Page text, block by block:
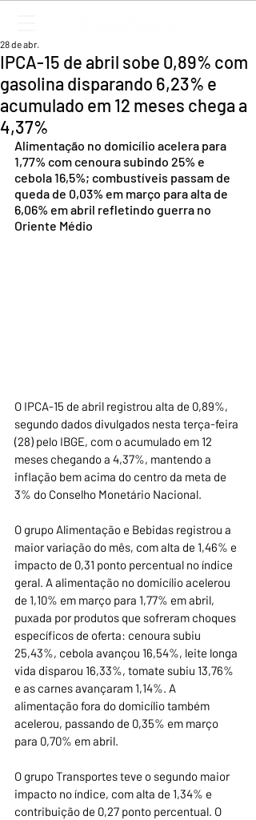
IPCA-15 de abril sobe 0,89% com
gasolina disparando 6,23% e
acumulado em 12 meses chega a
4,37%
28 de abr.
Alimentação no domicílio acelera para
1,77% com cenoura subindo 25% e
cebola 16,5%; combustíveis passam de
queda de 0,03% em março para alta de
6,06% em abril refletindo guerra no
Oriente Médio
O IPCA-15 de abril registrou alta de 0,89%,
segundo dados divulgados nesta terça-feira
(28) pelo IBGE, com o acumulado em 12
meses chegando a 4,37%, mantendo a
inflação bem acima do centro da meta de
3% do Conselho Monetário Nacional.
O grupo Alimentação e Bebidas registrou a
maior variação do mês, com alta de 1,46% e
impacto de 0,31 ponto percentual no índice
geral. A alimentação no domicílio acelerou
de 1,10% em março para 1,77% em abril,
puxada por produtos que sofreram choques
específicos de oferta: cenoura subiu
25,43%, cebola avançou 16,54%, leite longa
vida disparou 16,33%, tomate subiu 13,76%
e as carnes avançaram 1,14%. A
alimentação fora do domicílio também
acelerou, passando de 0,35% em março
para 0,70% em abril.
O grupo Transportes teve o segundo maior
impacto no índice, com alta de 1,34% e
contribuição de 0,27 ponto percentual. O